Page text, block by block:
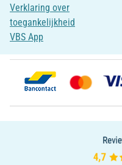
Verklaring over
toegankelijkheid
VBS App